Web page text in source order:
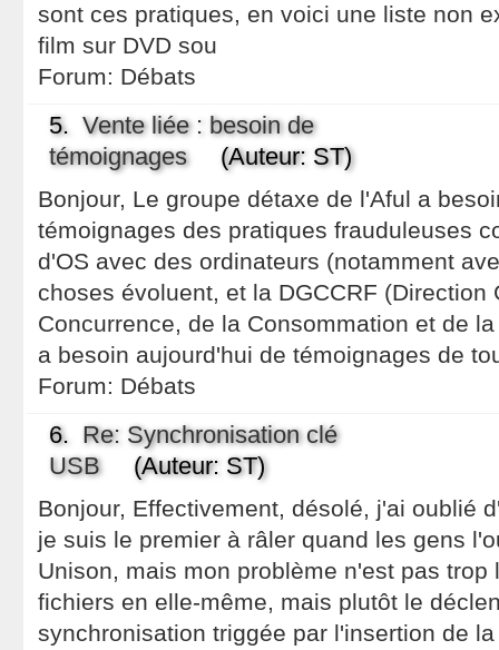
sont ces pratiques, en voici une liste non
film sur DVD sou
Forum: Débats
5. Vente liée : besoin de
témoignages(Auteur: ST)
Bonjour, Le groupe détaxe de l'Aful a
témoignages des pratiques frauduleuses
d'OS avec des ordinateurs (notamment
choses évoluent, et la DGCCRF (Direction
Concurrence, de la Consommation et de
a besoin aujourd'hui de témoignages de
Forum: Débats
6. Re: Synchronisation clé
USB(Auteur: ST)
Bonjour, Effectivement, désolé, j'ai oublié
je suis le premier à râler quand les gens
Unison, mais mon problème n'est pas trop
fichiers en elle-même, mais plutôt le
synchronisation triggée par l'insertion de